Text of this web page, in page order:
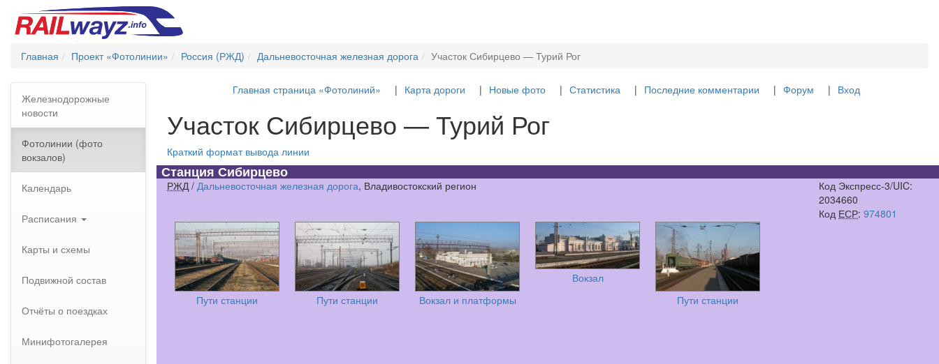
Главная Проект «Фотолинии» Россия (РЖД) Дальневосточная железная дорога Участок Сибирцево — Турий Рог
Железнодорожные
новости
Фотолинии (фото
вокзалов)
Календарь
Расписания
Карты и схемы
Подвижной состав
Отчёты о поездках
Минифотогалерея
Главная страница «Фотолиний» Карта дороги Новые фото Статистика Последние комментарии Форум Вход
Участок Сибирцево — Турий Рог
Краткий формат вывода линии
Станция Сибирцево
РЖД/ Дальневосточная железная дорога, Владивостокский регион
Код Экспресс-3/UIC:
2034660
Код ЕСР:974801
Пути станции Пути станции Вокзал и платформы
Вокзал
Пути станции